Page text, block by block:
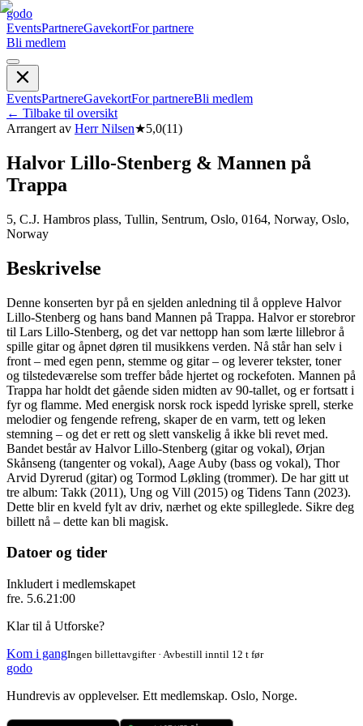
godo
EventsPartnereGavekortFor partnere
Bli medlem
EventsPartnereGavekortFor partnereBli medlem
← Tilbake til oversikt
Arrangert av Herr Nilsen★5,0(11)
Halvor Lillo-Stenberg & Mannen på
Trappa
5, C.J. Hambros plass, Tullin, Sentrum, Oslo, 0164, Norway, Oslo,
Norway
Beskrivelse
Denne konserten byr på en sjelden anledning til å oppleve Halvor
Lillo-Stenberg og hans band Mannen på Trappa. Halvor er storebror
til Lars Lillo-Stenberg, og det var nettopp han som lærte lillebror å
spille gitar og åpnet døren til musikkens verden. Nå står han selv i
front – med egen penn, stemme og gitar – og leverer tekster, toner
og tilstedeværelse som treffer både hjertet og rockefoten. Mannen på
Trappa har holdt det gående siden midten av 90-tallet, og er fortsatt i
fyr og flamme. Med energisk norsk rock ispedd lyriske sprell, sterke
melodier og fengende refreng, skaper de en varm, tett og leken
stemning – og det er rett og slett vanskelig å ikke bli revet med.
Bandet består av Halvor Lillo-Stenberg (gitar og vokal), Ørjan
Skånseng (tangenter og vokal), Aage Auby (bass og vokal), Thor
Arvid Dyrerud (gitar) og Tormod Løkling (trommer). De har gitt ut
tre album: Takk (2011), Ung og Vill (2015) og Tidens Tann (2023).
Dette blir en kveld fylt av driv, nærhet og ekte spilleglede. Sikre deg
billett nå – dette kan bli magisk.
Datoer og tider
Inkludert i medlemskapet
fre. 5.6.21:00
Klar til å Utforske?
Kom i gangIngen billettavgifter · Avbestill inntil 12 t før
godo
Hundrevis av opplevelser. Ett medlemskap. Oslo, Norge.